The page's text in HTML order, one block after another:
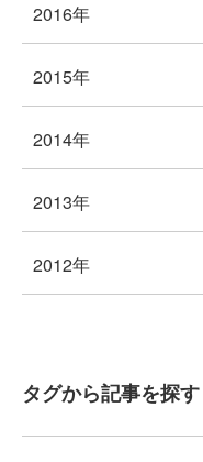
2016年
2015年
2014年
2013年
2012年
タグから記事を探す